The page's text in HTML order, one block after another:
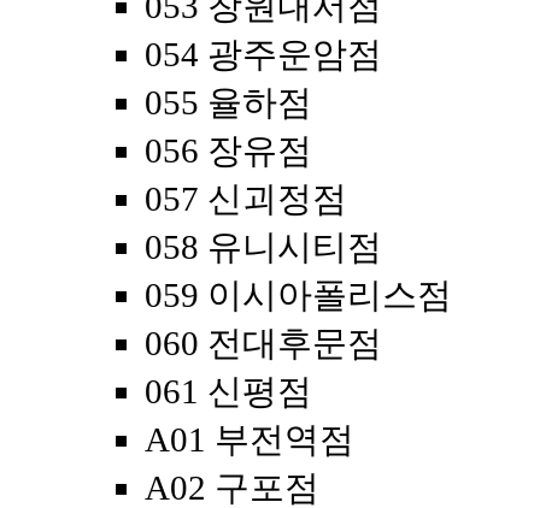
054 광주운암점
055 율하점
056 장유점
057 신괴정점
058 유니시티점
059 이시아폴리스점
060 전대후문점
061 신평점
A01 부전역점
A02 구포점